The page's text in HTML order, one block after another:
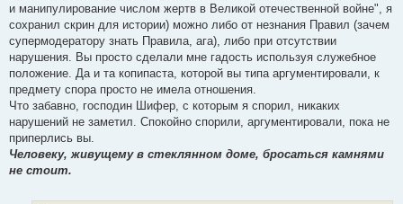
и манипулирование числом жертв в Великой отечественной войне", я
сохранил скрин для истории) можно либо от незнания Правил (зачем
супермодератору знать Правила, ага), либо при отсутствии
нарушения. Вы просто сделали мне гадость используя служебное
положение. Да и та копипаста, которой вы типа аргументировали, к
предмету спора просто не имела отношения.
Что забавно, господин Шифер, с которым я спорил, никаких
нарушений не заметил. Спокойно спорили, аргументировали, пока не
приперлись вы.
Человеку, живущему в стеклянном доме, бросаться камнями
не стоит.